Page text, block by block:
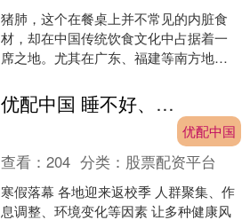
猪肺，这个在餐桌上并不常见的内脏食
材，却在中国传统饮食文化中占据着一
席之地。尤其在广东、福建等南方地
的家常菜。猪肺质地柔软，富....
优配中国 睡不好、情绪差……返校后患上“开学病”？这份指南请查收！
优配中国
查看：204 分类： 股票配资平台
寒假落幕 各地迎来返校季 人群聚集、作
息调整、环境变化等因素 让多种健康风